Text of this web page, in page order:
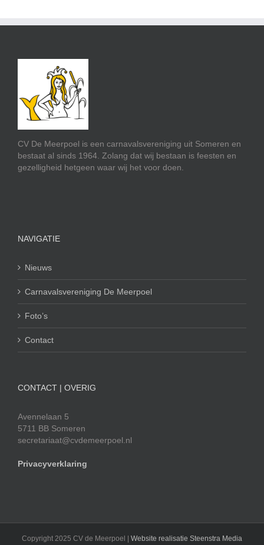
CV De Meerpoel is een carnavalsvereniging uit Someren en
bestaat al sinds 1964. Zolang dat wij bestaan is feesten en
gezelligheid hetgeen waar wij het voor doen.
NAVIGATIE
Nieuws
Carnavalsvereniging De Meerpoel
Foto’s
Contact
CONTACT | OVERIG
Avennelaan 5
5711 BB Someren
secretariaat@cvdemeerpoel.nl
Privacyverklaring
Copyright 2025 CV de Meerpoel | Website realisatie Steenstra Media